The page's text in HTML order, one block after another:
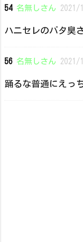
54 名無しさん 2021/
ハニセレのバタ臭
56 名無しさん 2021/
踊るな普通にえっ